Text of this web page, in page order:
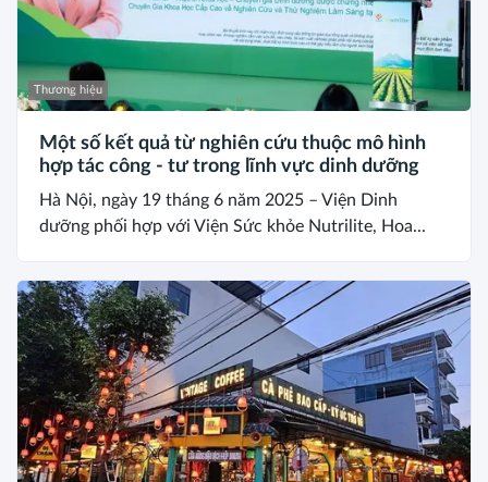
Thương hiệu
Một số kết quả từ nghiên cứu thuộc mô hình
hợp tác công - tư trong lĩnh vực dinh dưỡng
Hà Nội, ngày 19 tháng 6 năm 2025 – Viện Dinh
dưỡng phối hợp với Viện Sức khỏe Nutrilite, Hoa...